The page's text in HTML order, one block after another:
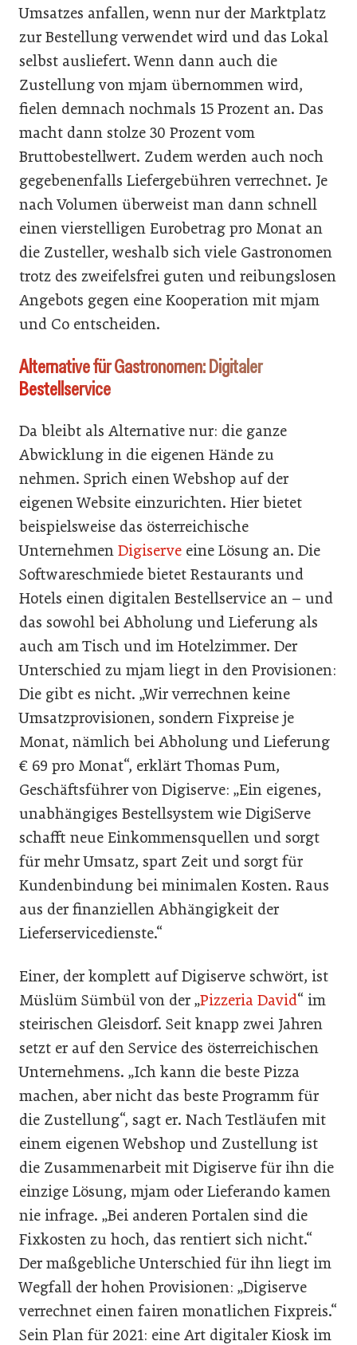
Umsatzes anfallen, wenn nur der Marktplatz
zur Bestellung verwendet wird und das Lokal
selbst ausliefert. Wenn dann auch die
Zustellung von mjam übernommen wird,
fielen demnach nochmals 15 Prozent an. Das
macht dann stolze 30 Prozent vom
Bruttobestellwert. Zudem werden auch noch
gegebenenfalls Liefergebühren verrechnet. Je
nach Volumen überweist man dann schnell
einen vierstelligen Eurobetrag pro Monat an
die Zusteller, weshalb sich viele Gastronomen
trotz des zweifelsfrei guten und reibungslosen
Angebots gegen eine Kooperation mit mjam
und Co entscheiden.
Alternative für Gastronomen: Digitaler
Bestellservice
Da bleibt als Alternative nur: die ganze
Abwicklung in die eigenen Hände zu
nehmen. Sprich einen Webshop auf der
eigenen Website einzurichten. Hier bietet
beispielsweise das österreichische
Unternehmen Digiserve eine Lösung an. Die
Softwareschmiede bietet Restaurants und
Hotels einen digitalen Bestellservice an – und
das sowohl bei Abholung und Lieferung als
auch am Tisch und im Hotelzimmer. Der
Unterschied zu mjam liegt in den Provisionen:
Die gibt es nicht. „Wir verrechnen keine
Umsatzprovisionen, sondern Fixpreise je
Monat, nämlich bei Abholung und Lieferung
€ 69 pro Monat“, erklärt Thomas Pum,
Geschäftsführer von Digiserve: „Ein eigenes,
unabhängiges Bestellsystem wie DigiServe
schafft neue Einkommensquellen und sorgt
für mehr Umsatz, spart Zeit und sorgt für
Kundenbindung bei minimalen Kosten. Raus
aus der finanziellen Abhängigkeit der
Lieferservicedienste.“
Einer, der komplett auf Digiserve schwört, ist
Müslüm Sümbül von der „Pizzeria David“ im
steirischen Gleisdorf. Seit knapp zwei Jahren
setzt er auf den Service des österreichischen
Unternehmens. „Ich kann die beste Pizza
machen, aber nicht das beste Programm für
die Zustellung“, sagt er. Nach Testläufen mit
einem eigenen Webshop und Zustellung ist
die Zusammenarbeit mit Digiserve für ihn die
einzige Lösung, mjam oder Lieferando kamen
nie infrage. „Bei anderen Portalen sind die
Fixkosten zu hoch, das rentiert sich nicht.“
Der maßgebliche Unterschied für ihn liegt im
Wegfall der hohen Provisionen: „Digiserve
verrechnet einen fairen monatlichen Fixpreis.“
Sein Plan für 2021: eine Art digitaler Kiosk im